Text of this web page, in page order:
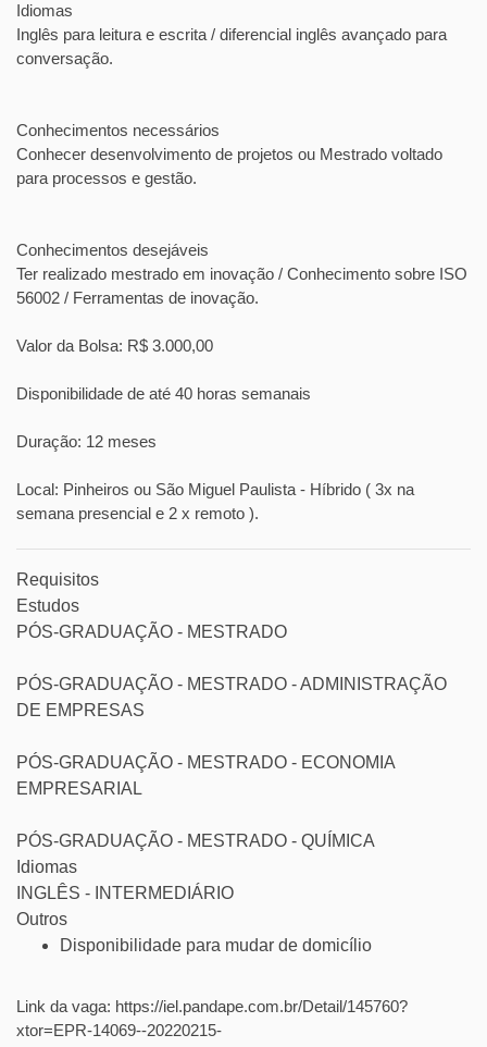
Idiomas
Inglês para leitura e escrita / diferencial inglês avançado para
conversação.
Conhecimentos necessários
Conhecer desenvolvimento de projetos ou Mestrado voltado
para processos e gestão.
Conhecimentos desejáveis
Ter realizado mestrado em inovação / Conhecimento sobre ISO
56002 / Ferramentas de inovação.
Valor da Bolsa: R$ 3.000,00
Disponibilidade de até 40 horas semanais
Duração: 12 meses
Local: Pinheiros ou São Miguel Paulista - Híbrido ( 3x na
semana presencial e 2 x remoto ).
Requisitos
Estudos
PÓS-GRADUAÇÃO - MESTRADO
PÓS-GRADUAÇÃO - MESTRADO - ADMINISTRAÇÃO
DE EMPRESAS
PÓS-GRADUAÇÃO - MESTRADO - ECONOMIA
EMPRESARIAL
PÓS-GRADUAÇÃO - MESTRADO - QUÍMICA
Idiomas
INGLÊS - INTERMEDIÁRIO
Outros
Disponibilidade para mudar de domicílio
Link da vaga: https://iel.pandape.com.br/Detail/145760?
xtor=EPR-14069--20220215-